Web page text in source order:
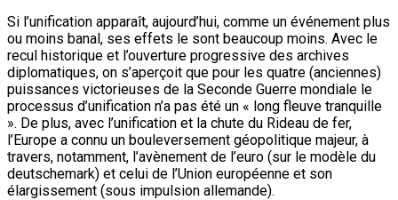
Si l’unification apparaît, aujourd’hui, comme un événement plus
ou moins banal, ses effets le sont beaucoup moins. Avec le
recul historique et l’ouverture progressive des archives
diplomatiques, on s’aperçoit que pour les quatre (anciennes)
puissances victorieuses de la Seconde Guerre mondiale le
processus d’unification n’a pas été un « long fleuve tranquille
». De plus, avec l’unification et la chute du Rideau de fer,
l’Europe a connu un bouleversement géopolitique majeur, à
travers, notamment, l’avènement de l’euro (sur le modèle du
deutschemark) et celui de l’Union européenne et son
élargissement (sous impulsion allemande).